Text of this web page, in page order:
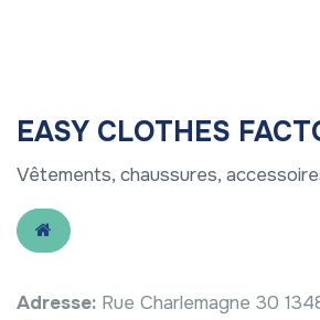
EASY CLOTHES
Vêtements, chaussures,
Adresse: Rue Charlemagne 30